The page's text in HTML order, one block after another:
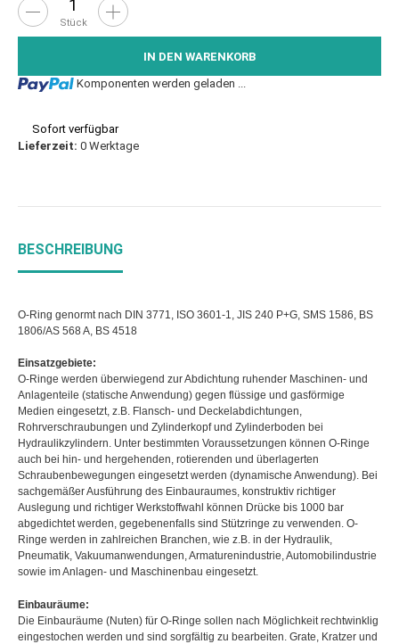
Stück
IN DEN WARENKORB
Loading...
Komponenten werden geladen ...
Sofort verfügbar
Lieferzeit: 0 Werktage
BESCHREIBUNG
O-Ring genormt nach DIN 3771, ISO 3601-1, JIS 240 P+G, SMS 1586, BS
1806/AS 568 A, BS 4518
Einsatzgebiete:
O-Ringe werden überwiegend zur Abdichtung ruhender Maschinen- und
Anlagenteile (statische Anwendung) gegen flüssige und gasförmige
Medien eingesetzt, z.B. Flansch- und Deckelabdichtungen,
Rohrverschraubungen und Zylinderkopf und Zylinderboden bei
Hydraulikzylindern. Unter bestimmten Voraussetzungen können O-Ringe
auch bei hin- und hergehenden, rotierenden und überlagerten
Schraubenbewegungen eingesetzt werden (dynamische Anwendung). Bei
sachgemäßer Ausführung des Einbauraumes, konstruktiv richtiger
Auslegung und richtiger Werkstoffwahl können Drücke bis 1000 bar
abgedichtet werden, gegebenenfalls sind Stützringe zu verwenden. O-
Ringe werden in zahlreichen Branchen, wie z.B. in der Hydraulik,
Pneumatik, Vakuumanwendungen, Armaturenindustrie, Automobilindustrie
sowie im Anlagen- und Maschinenbau eingesetzt.
Einbauräume:
Die Einbauräume (Nuten) für O-Ringe sollen nach Möglichkeit rechtwinklig
eingestochen werden und sind sorgfältig zu bearbeiten. Grate, Kratzer und